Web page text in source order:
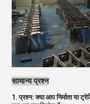
सामान्य प्रश्न
1. प्रश्न: क्या आप निर्माता या